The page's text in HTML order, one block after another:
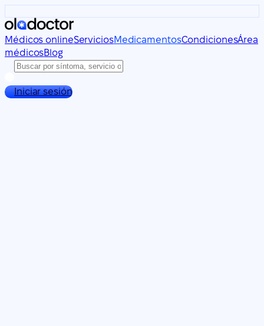
Médicos onlineServiciosMedicamentosCondicionesÁrea
médicosBlog
Iniciar sesión